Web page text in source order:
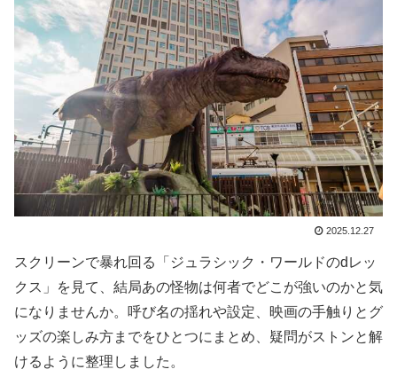
2025.12.27
スクリーンで暴れ回る「ジュラシック・ワールドのdレッ
クス」を見て、結局あの怪物は何者でどこが強いのかと気
になりませんか。呼び名の揺れや設定、映画の手触りとグ
ッズの楽しみ方までをひとつにまとめ、疑問がストンと解
けるように整理しました。